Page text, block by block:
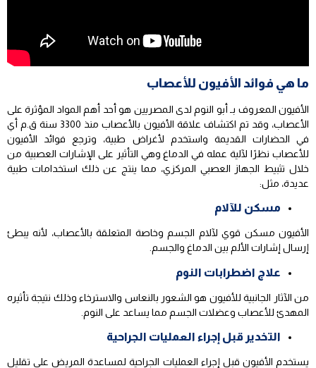
ما هي فوائد الأفيون للأعصاب
الأفيون المعروف بـ أبو النوم لدى المصريين هو أحد أهم المواد المؤثرة على
الأعصاب، وقد تم اكتشاف علاقة الأفيون بالأعصاب منذ 3300 سنة ق.م أي
في الحضارات القديمة واستخدم لأغراض طبية، وترجع فوائد الأفيون
للأعصاب نظرًا لآلية عمله في الدماغ وهي التأثير على الإشارات العصبية من
خلال تثبيط الجهاز العصبي المركزي، مما ينتج عن ذلك استخدامات طبية
عديدة، مثل:
مسكن للآلام
الأفيون مسكن قوي لآلام الجسم وخاصة المتعلقة بالأعصاب، لأنه يبطئ
إرسال إشارات الألم بين الدماغ والجسم.
علاج اضطرابات النوم
من الآثار الجانبية للأفيون هو الشعور بالنعاس والاسترخاء وذلك نتيجة تأثيره
المهدئ للأعصاب وعضلات الجسم مما يساعد على النوم.
التخدير قبل إجراء العمليات الجراحية
يستخدم الأفيون قبل إجراء العمليات الجراحية لمساعدة المريض على تقليل